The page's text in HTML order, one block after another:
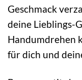
Geschmack
deine Lieblings-
Handumdrehen
für dich und